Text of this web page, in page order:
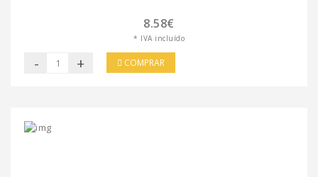
8.58€
* IVA incluído
- + COMPRAR